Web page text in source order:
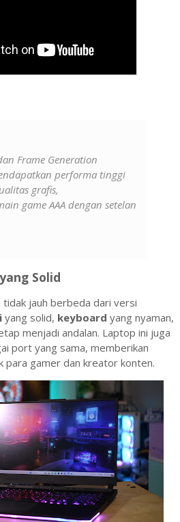
Frame Generation
performa tinggi
grafis,
game AAA dengan setelan
Solid
jauh berbeda dari versi
yang solid, keyboard yang nyaman,
menjadi andalan. Laptop ini juga
port yang sama, memberikan
para gamer dan kreator konten.